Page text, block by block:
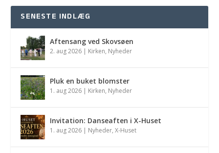
SENESTE INDLÆG
Aftensang ved Skovsøen
2. aug 2026 | Kirken, Nyheder
Pluk en buket blomster
1. aug 2026 | Kirken, Nyheder
Invitation: Danseaften i X-Huset
1. aug 2026 | Nyheder,X-Huset